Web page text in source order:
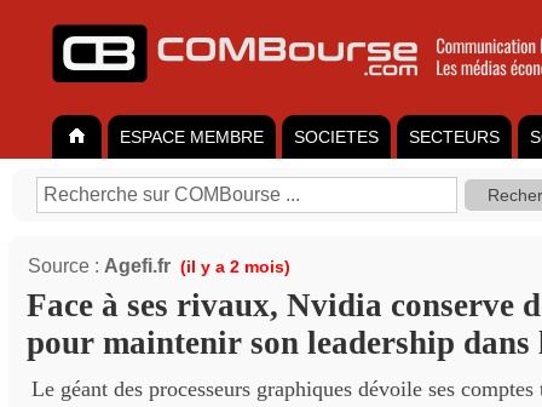
ESPACE MEMBRE SOCIETES SECTEURS
Source : Agefi.fr (il y a 2 mois)
Face à ses rivaux, Nvidia conserve
pour maintenir son leadership
Le géant des processeurs graphiques dévoile ses